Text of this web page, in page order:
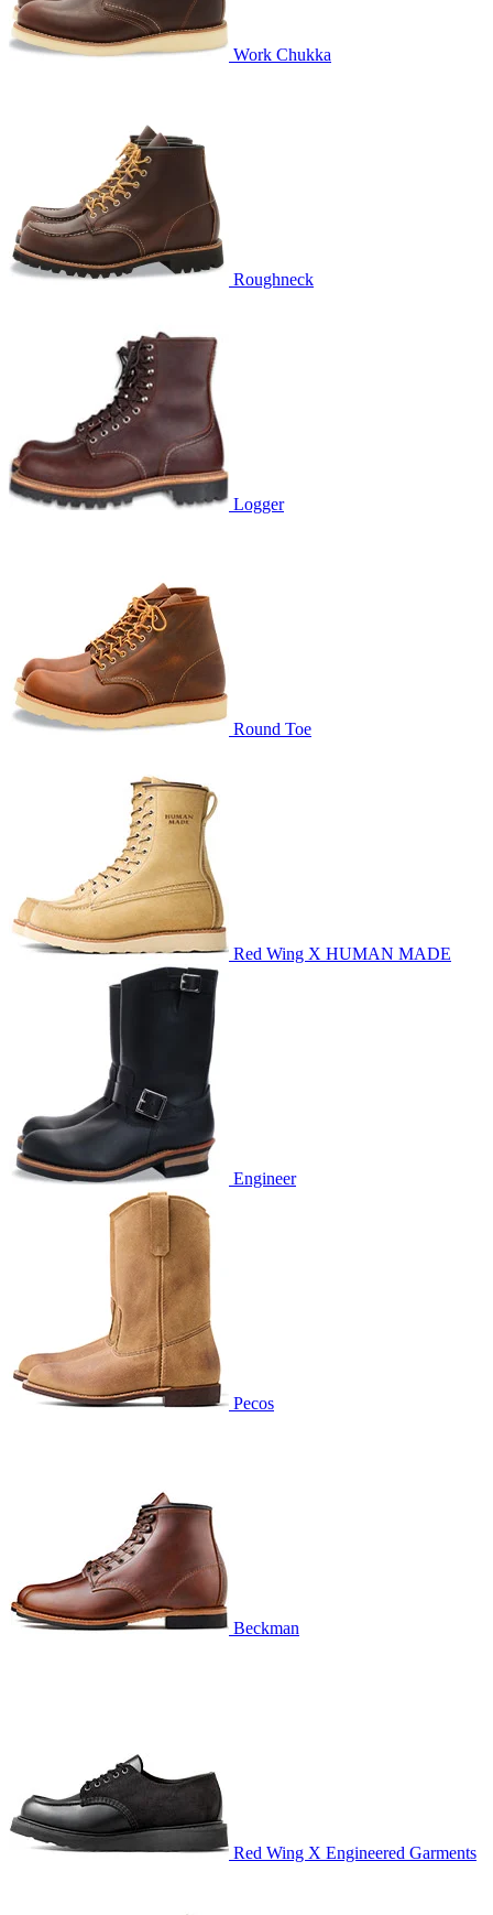
Work Chukka
Roughneck
Logger
Round Toe
Red Wing X HUMAN MADE
Engineer
Pecos
Beckman
Red Wing X Engineered Garments